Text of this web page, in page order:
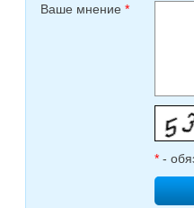
Ваше мнение *
* -